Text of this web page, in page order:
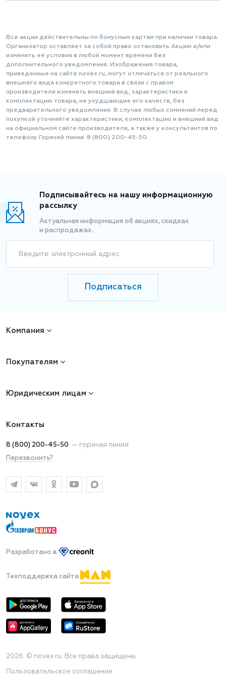
Все акции действительны по бонусным картам при наличии товара.
Организатор оставляет за собой право остановить Акцию и/или
изменить её условия в любой момент времени без
дополнительного уведомления. Изображения товара,
приведенные на сайте novex.ru, могут отличаться от реального
внешнего вида конкретного товара в связи с правом
производителя изменять внешний вид, характеристики и
комплектацию товара, не ухудшающие его качеств, без
предварительного уведомления. В случае любых сомнений перед
покупкой уточняйте характеристики, комплектацию и внешний вид
на официальном сайте производителя, а также у консультантов по
телефону Горячей линии: 8 (800) 200-45-50.
Подписывайтесь на нашу информационную
рассылку
Актуальная информация об акциях, скидках
и распродажах.
Введите электронный адрес
Подписаться
Компания
Покупателям
Юридическим лицам
Контакты
8 (800) 200-45-50 — горячая линия
Перезвонить?
Разработано в
Техподдержка сайта
2026 © novex.ru. Все права защищены
Пользовательское соглашение